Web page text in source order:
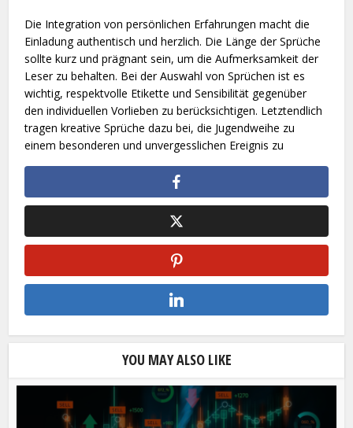
Die Integration von persönlichen Erfahrungen macht die
Einladung authentisch und herzlich. Die Länge der Sprüche
sollte kurz und prägnant sein, um die Aufmerksamkeit der
Leser zu behalten. Bei der Auswahl von Sprüchen ist es
wichtig, respektvolle Etikette und Sensibilität gegenüber
den individuellen Vorlieben zu berücksichtigen. Letztendlich
tragen kreative Sprüche dazu bei, die Jugendweihe zu
einem besonderen und unvergesslichen Ereignis zu
YOU MAY ALSO LIKE